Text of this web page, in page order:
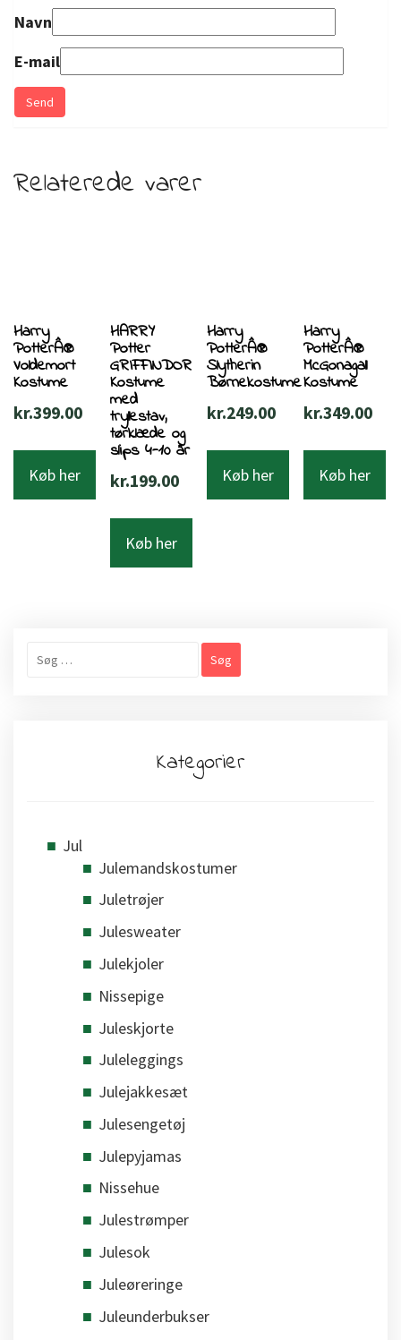
Navn
E-mail
Relaterede varer
Harry
PotterÂ®
Voldemort
Kostume
kr.399.00
Køb her
HARRY
Potter
GRIFFINDOR
Kostume
med
tryllestav,
tørklæde og
slips 4-10 år
kr.199.00
Køb her
Harry
PotterÂ®
Slytherin
Børnekostume
kr.249.00
Køb her
Harry
PotterÂ®
McGonagall
Kostume
kr.349.00
Køb her
efter:
Kategorier
Jul
Julemandskostumer
Juletrøjer
Julesweater
Julekjoler
Nissepige
Juleskjorte
Juleleggings
Julejakkesæt
Julesengetøj
Julepyjamas
Nissehue
Julestrømper
Julesok
Juleøreringe
Juleunderbukser